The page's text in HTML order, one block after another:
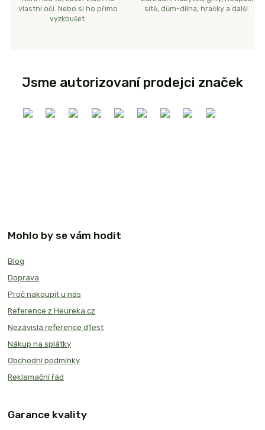
vlastní oči. Nebo si ho přímo
vyzkoušet.
sítě, dům-dílna, hračky a další.
Jsme autorizovaní prodejci značek
Mohlo by se vám hodit
Blog
Doprava
Proč nakoupit u nás
Reference z Heureka.cz
Nezávislá reference dTest
Nákup na splátky
Obchodní podmínky
Reklamační řád
Garance kvality